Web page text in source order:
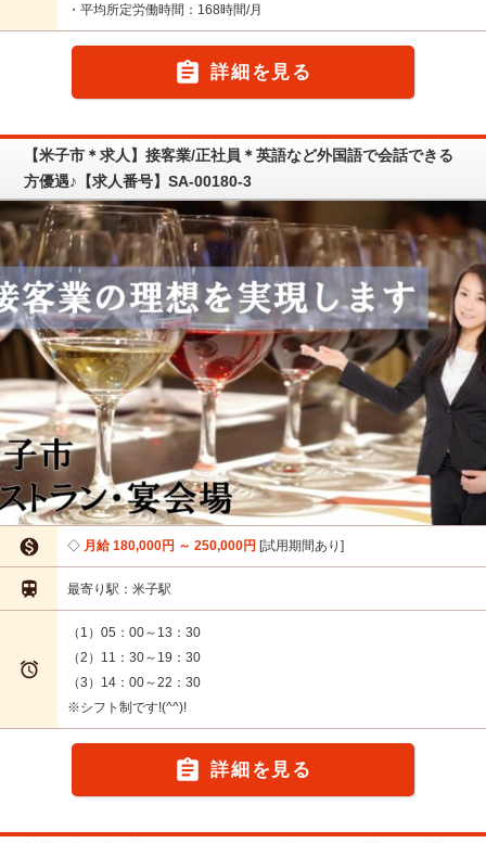
・平均所定労働時間：168時間/月
 詳細を見る
【米子市＊求人】接客業/正社員＊英語など外国語で会話できる
方優遇♪【求人番号】SA-00180-3
 月給 180,000円 ～ 250,000円 試用期間あり
 最寄り駅：米子駅

（1）05：00～13：30
（2）11：30～19：30
（3）14：00～22：30
※シフト制です!(^^)!
 詳細を見る